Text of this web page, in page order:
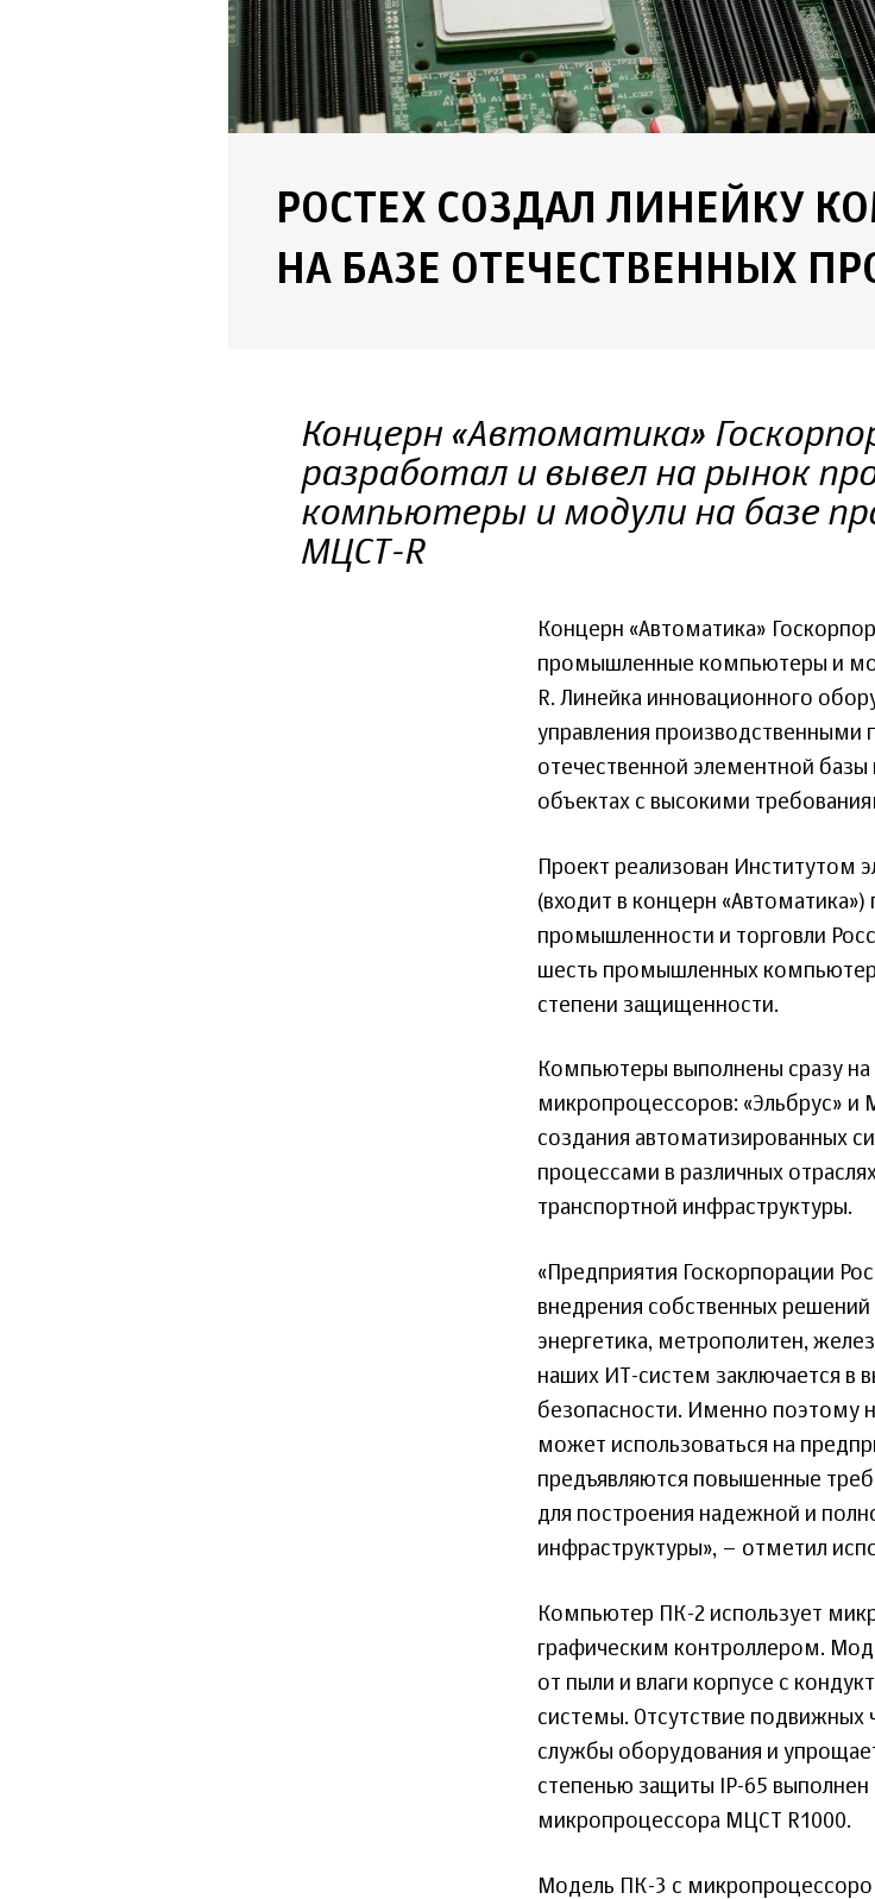
РОСТЕХ СОЗДАЛ ЛИНЕЙКУ
НА БАЗЕ ОТЕЧЕСТВЕННЫХ
Концерн «Автоматика»
разработал и вывел на рынок
компьютеры и модули на базе
МЦСТ-R
Концерн «Автоматика»
промышленные компьютеры и
R. Линейка инновационного
управления производственными
отечественной элементной базы
объектах с высокими
Проект реализован
(входит в концерн
промышленности и торговли
шесть промышленных
степени защищенности.
Компьютеры выполнены сразу на
микропроцессоров: «Эльбрус» и
создания автоматизированных
процессами в различных
транспортной инфраструктуры.
«Предприятия Госкорпорации
внедрения собственных решений
энергетика, метрополитен,
наших ИТ-систем заключается
безопасности. Именно поэтому
может использоваться на
предъявляются повышенные
для построения надежной и
инфраструктуры», – отметил
Компьютер ПК-2 использует
графическим контроллером.
от пыли и влаги корпусе с
системы. Отсутствие подвижных
службы оборудования и
степенью защиты IP-65
микропроцессора МЦСТ R1000.
Модель ПК-3 с